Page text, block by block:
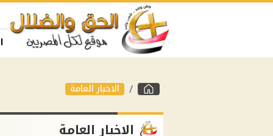
الاخبار العامة
الاخبار العامة